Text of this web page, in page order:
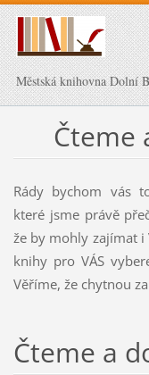
Městská knihovna Dolní
Čteme
Rády bychom vás
které jsme právě
že by mohly zajímat i
knihy pro VÁS
Věříme, že chytnou
Čteme a